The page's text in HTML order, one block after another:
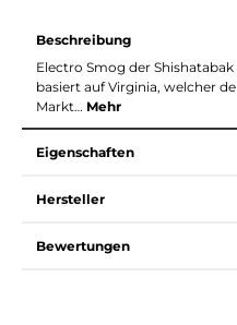
Beschreibung
Electro Smog der
basiert auf Virginia, welcher
Markt… Mehr
Eigenschaften
Hersteller
Bewertungen